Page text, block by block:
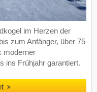
im Herzen der
zum Anfänger, über 75
moderner
ins Frühjahr garantiert.